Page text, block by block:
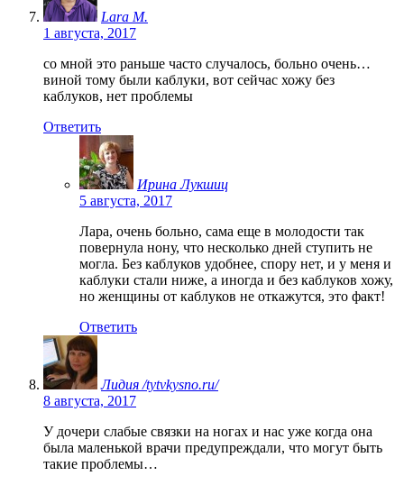
Lara M.
1 августа, 2017
со мной это раньше часто случалось, больно очень…
виной тому были каблуки, вот сейчас хожу без
каблуков, нет проблемы
Ответить
Ирина Лукшиц
5 августа, 2017
Лара, очень больно, сама еще в молодости так
повернула нону, что несколько дней ступить не
могла. Без каблуков удобнее, спору нет, и у меня и
каблуки стали ниже, а иногда и без каблуков хожу,
но женщины от каблуков не откажутся, это факт!
Ответить
Лидия /tytvkysno.ru/
8 августа, 2017
У дочери слабые связки на ногах и нас уже когда она
была маленькой врачи предупреждали, что могут быть
такие проблемы…